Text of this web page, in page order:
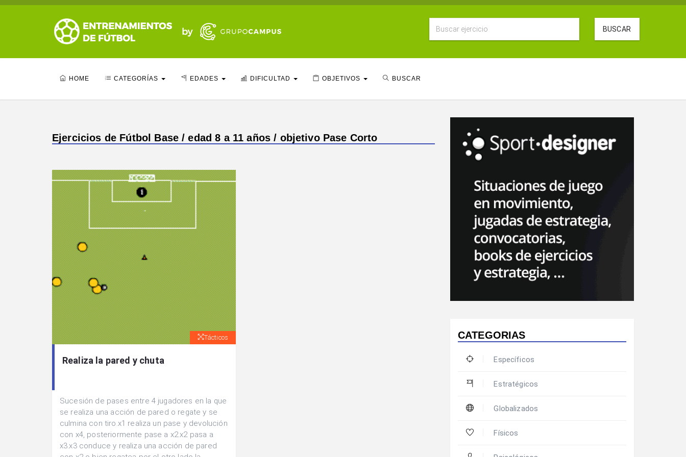
BUSCAR
HOME CATEGORÍAS EDADES DIFICULTAD OBJETIVOS BUSCAR
Ejercicios de Fútbol Base / edad 8 a 11 años / objetivo Pase Corto
Tácticos
Realiza la pared y chuta
Sucesión de pases entre 4 jugadores en la que
se realiza una acción de pared o regate y se
culmina con tiro.x1 realiza un pase y devolución
con x4, posteriormente pase a x2.x2 pasa a
x3.x3 conduce y realiza una acción de pared
CATEGORIAS
Específicos
Estratégicos
Globalizados
Físicos